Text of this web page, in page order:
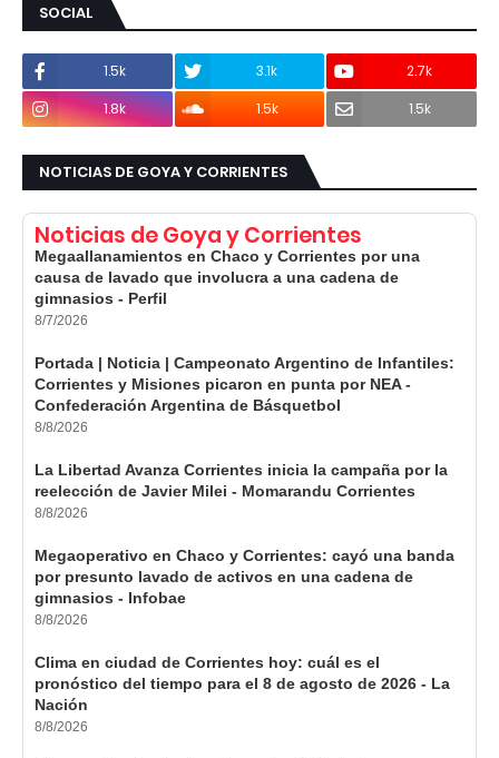
SOCIAL
1.5k 3.1k
2.7k
1.8k
1.5k 1.5k
NOTICIAS DE GOYA Y CORRIENTES
Noticias de Goya y Corrientes
Megaallanamientos en Chaco y Corrientes por una
causa de lavado que involucra a una cadena de
gimnasios - Perfil
8/7/2026
Portada | Noticia | Campeonato Argentino de Infantiles:
Corrientes y Misiones picaron en punta por NEA -
Confederación Argentina de Básquetbol
8/8/2026
La Libertad Avanza Corrientes inicia la campaña por la
reelección de Javier Milei - Momarandu Corrientes
8/8/2026
Megaoperativo en Chaco y Corrientes: cayó una banda
por presunto lavado de activos en una cadena de
gimnasios - Infobae
8/8/2026
Clima en ciudad de Corrientes hoy: cuál es el
pronóstico del tiempo para el 8 de agosto de 2026 - La
Nación
8/8/2026